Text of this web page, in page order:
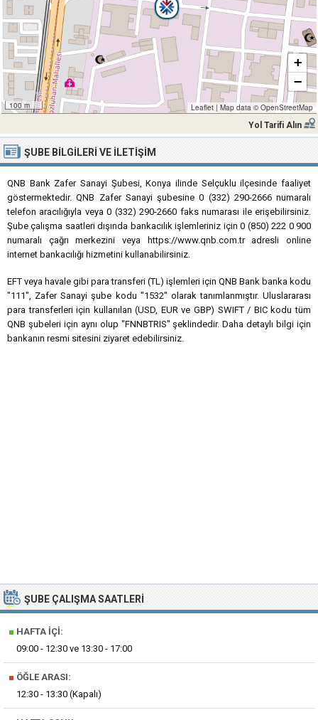
100 m
+
−
Leaflet | Map data © OpenStreetMap
Yol Tarifi Alın
ŞUBE BILGILERI VE İLETIŞIM
QNB Bank Zafer Sanayi Şubesi, Konya ilinde Selçuklu ilçesinde faaliyet
göstermektedir. QNB Zafer Sanayi şubesine 0 (332) 290-2666 numaralı
telefon aracılığıyla veya 0 (332) 290-2660 faks numarası ile erişebilirsiniz.
Şube çalışma saatleri dışında bankacılık işlemleriniz için 0 (850) 222 0 900
numaralı çağrı merkezini veya https://www.qnb.com.tr adresli online
internet bankacılığı hizmetini kullanabilirsiniz.
EFT veya havale gibi para transferi (TL) işlemleri için QNB Bank banka kodu
"111", Zafer Sanayi şube kodu "1532" olarak tanımlanmıştır. Uluslararası
para transferleri için kullanılan (USD, EUR ve GBP) SWIFT / BIC kodu tüm
QNB şubeleri için aynı olup "FNNBTRIS" şeklindedir. Daha detaylı bilgi için
bankanın resmi sitesini ziyaret edebilirsiniz.
ŞUBE ÇALIŞMA SAATLERI
■ HAFTA İÇI:
09:00 - 12:30 ve 13:30 - 17:00
■ ÖĞLE ARASI:
12:30 - 13:30 (Kapalı)